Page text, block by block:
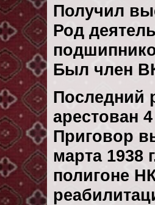
Получил
Род
Был член
Последний
арестован
Приговор
марта 1938
полигоне